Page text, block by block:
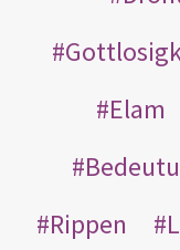
Elam
Rippen